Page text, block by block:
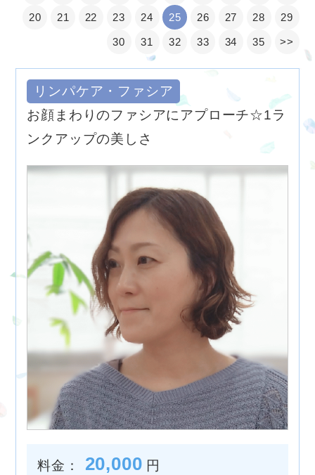
20 21 22 23 24 25 26 27 28 29
30 31 32 33 34 35 >>
リンパケア・ファシア
お顔まわりのファシアにアプローチ☆1ラ
ンクアップの美しさ
料金： 20,000 円